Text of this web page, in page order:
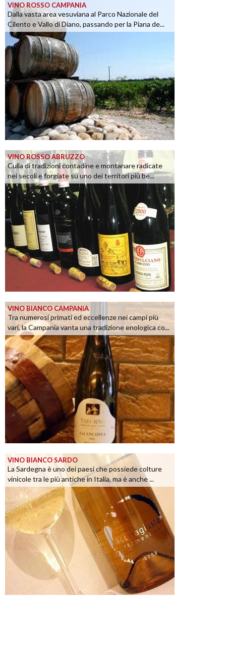
VINO ROSSO CAMPANIA
Dalla vasta area vesuviana al Parco Nazionale del
Cilento e Vallo di Diano, passando per la Piana de...
VINO ROSSO ABRUZZO
Culla di tradizioni contadine e montanare radicate
nei secoli e forgiate su uno dei territori più be...
VINO BIANCO CAMPANIA
Tra numerosi primati ed eccellenze nei campi più
vari, la Campania vanta una tradizione enologica co...
VINO BIANCO SARDO
La Sardegna è uno dei paesi che possiede colture
vinicole tra le più antiche in Italia, ma è anche ...